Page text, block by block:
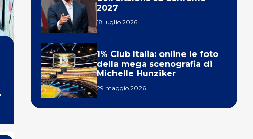
2027
18 luglio 2026
1% Club Italia: online le foto
della mega scenografia di
Michelle Hunziker
29 maggio 2026